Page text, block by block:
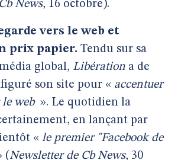
News, 16 octobre).
vers le web et
prix papier. Tendu sur sa
global, Libération a de
son site pour « accentuer
le web ». Le quotidien la
en lançant par
« le premier "Facebook de
(Newsletter de Cb News, 30